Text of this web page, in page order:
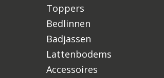
Toppers
Bedlinnen
Badjassen
Lattenbodems
Accessoires